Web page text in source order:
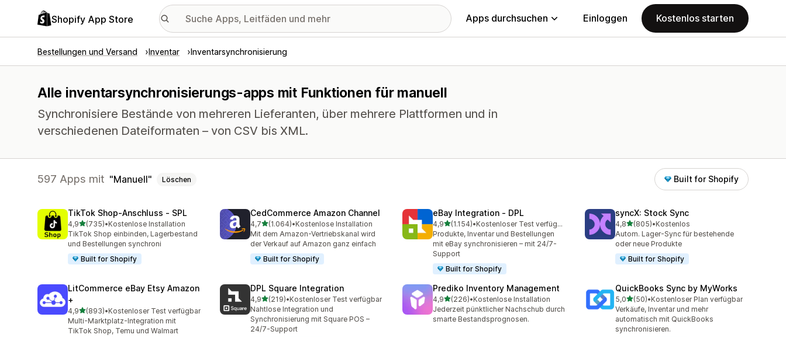
Shopify App Store Apps durchsuchen Einloggen Kostenlos starten
Bestellungen und Versand Inventar Inventarsynchronisierung
Alle inventarsynchronisierungs-apps mit Funktionen für manuell
Synchronisiere Bestände von mehreren Lieferanten, über mehrere Plattformen und in
verschiedenen Dateiformaten – von CSV bis XML.
597 Apps mit Manuell Löschen Built for Shopify
TikTok Shop‑Anschluss ‑ SPL
4,9von 5 Sternen
(735)
735 Rezensionen insgesamt
•Kostenlose Installation
TikTok Shop einbinden, Lagerbestand
und Bestellungen synchroni
Built for Shopify
CedCommerce Amazon Channel
4,7von 5 Sternen
(1.064)
1064 Rezensionen insgesamt
•Kostenlose Installation
Mit dem Amazon-Vertriebskanal wird
der Verkauf auf Amazon ganz einfach
Built for Shopify
eBay Integration ‑ DPL
4,9von 5 Sternen
(1.154)
1154 Rezensionen insgesamt
•
Kostenloser Test verfügbar
Produkte, Inventar und Bestellungen
mit eBay synchronisieren – mit 24/7-
Support
Built for Shopify
syncX: Stock Sync
4,8von 5 Sternen
(805)
805 Rezensionen insgesamt
•Kostenlos
Autom. Lager-Sync für bestehende
oder neue Produkte
Built for Shopify
LitCommerce eBay Etsy Amazon
+
4,9von 5 Sternen
(893)
893 Rezensionen insgesamt
•Kostenloser Test verfügbar
Multi-Marktplatz-Integration mit
TikTok Shop, Temu und Walmart
DPL Square Integration
4,9von 5 Sternen
(219)
219 Rezensionen insgesamt
•Kostenloser Test verfügbar
Nahtlose Integration und
Synchronisierung mit Square POS –
24/7-Support
Prediko Inventory Management
4,9von 5 Sternen
(226)
226 Rezensionen insgesamt
•Kostenlose Installation
Jederzeit pünktlicher Nachschub durch
smarte Bestandsprognosen.
QuickBooks Sync by MyWorks
5,0von 5 Sternen
(50)
50 Rezensionen insgesamt
•Kostenloser Plan verfügbar
Verkäufe, Inventar und mehr
automatisch mit QuickBooks
synchronisieren.